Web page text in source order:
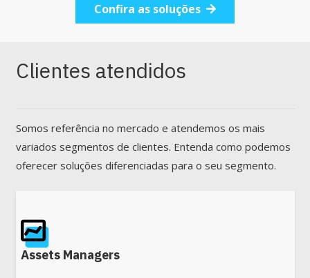
Confira as soluções
Clientes atendidos
Somos referência no mercado e atendemos os mais
variados segmentos de clientes. Entenda como podemos
oferecer soluções diferenciadas para o seu segmento.
Assets Managers